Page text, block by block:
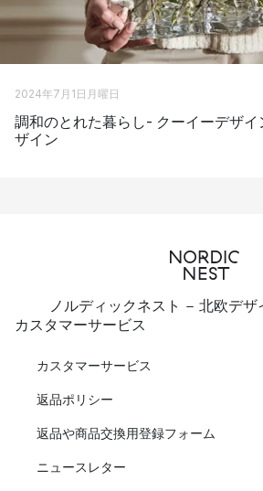
2024年7月1日月曜日
調和のとれた暮らし- クーイーデザ
ザイン
ノルディックネスト - 北欧デザ
カスタマーサービス
カスタマーサービス
返品ポリシー
返品や商品交換用登録フォーム
ニュースレター